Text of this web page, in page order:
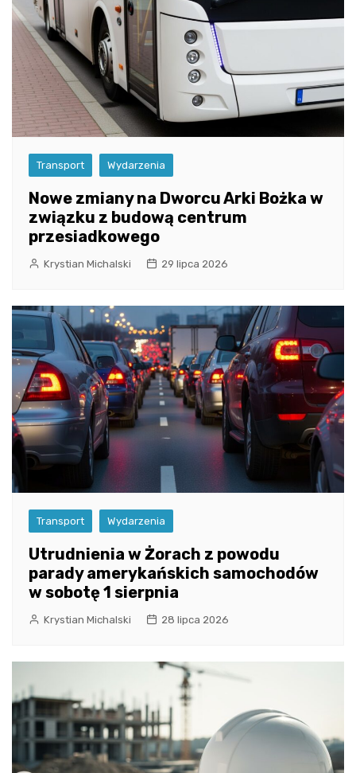
Transport Wydarzenia
Nowe zmiany na Dworcu Arki Bożka w
związku z budową centrum
przesiadkowego
Krystian Michalski 29 lipca 2026
Transport Wydarzenia
Utrudnienia w Żorach z powodu
parady amerykańskich samochodów
w sobotę 1 sierpnia
Krystian Michalski 28 lipca 2026